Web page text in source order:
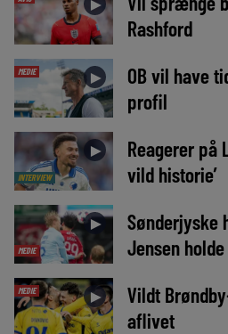
►
Rashford
MEDIE ►
OB vil have
profil
INTERVIEW
►
Reagerer på
vild historie’
MEDIE
►
Sønderjyske
Jensen
MEDIE ►
Vildt
aflivet